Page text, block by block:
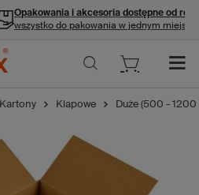
Opakowania i akcesoria dostępne od ręki
wszystko do pakowania w jednym miejscu
Kartony Klapowe Duże (500 -